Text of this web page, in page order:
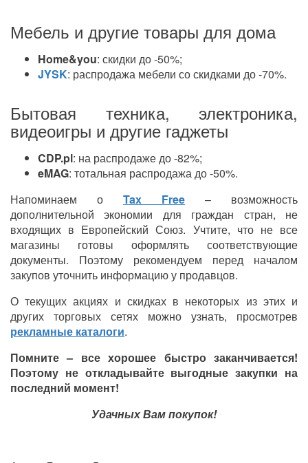
Мебель и другие товары для дома
Home&you: скидки до -50%;
JYSK: распродажа мебели со скидками до -70%.
Бытовая техника, электроника,
видеоигры и другие гаджеты
CDP.pl: на распродаже до -82%;
eMAG: тотальная распродажа до -50%.
Напоминаем о Tax Free – возможность
дополнительной экономии для граждан стран, не
входящих в Европейский Союз. Учтите, что не все
магазины готовы оформлять соответствующие
документы. Поэтому рекомендуем перед началом
закупов уточнить информацию у продавцов.
О текущих акциях и скидках в некоторых из этих и
других торговых сетях можно узнать, просмотрев
рекламные каталоги.
Помните – все хорошее быстро заканчивается!
Поэтому не откладывайте выгодные закупки на
последний момент!
Удачных Вам покупок!